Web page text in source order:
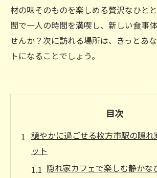
材の味そのものを楽しめる贅沢なひと
間で一人の時間を満喫し、新しい食事
せんか？次に訪れる場所は、きっとあ
トになることでしょう。
目次
穏やかに過ごせる枚方市駅の隠れ
ット
隠れ家カフェで楽しむ静かな